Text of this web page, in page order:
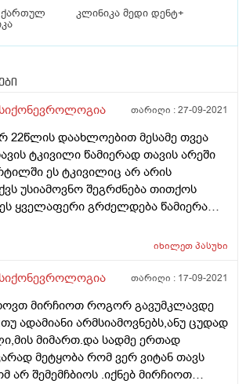
ქართულ
კლინიკა მედი დენტ+
თარიღი :27-09-2021
22წლის დაახლოებით მესამე თვეა
ტკივილი წამიერად თავის არეში
ეს ტკივილიც არ არის
უსიამოვნო შეგრძნება თითქოს
ყველაფერი გრძელდება წამიერად ,
მივმართავ შესაბამის ექიმს ან რა
შეიძლება დავაბრალო სტრესს თუ
წინასწარ .
იხილეთპასუხი
თარიღი : 17-09-2021
მირჩიოთ როგორ გავუმკლავდე
ადამიანი არმსიამოვნებს,ანუ ცუდად
მიმართ.და სადმე ერთად
მეტყობა რომ ვერ ვიტან თავს
არ შემემჩბიოს .იქნებ მირჩიოთ